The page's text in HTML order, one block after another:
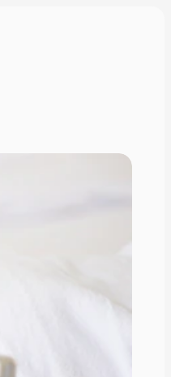
image